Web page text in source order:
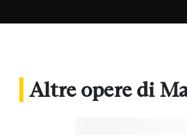
Altre opere di